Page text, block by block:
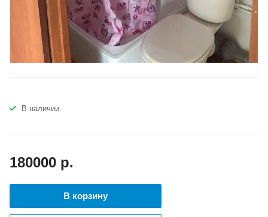
В наличии
180000 р.
В корзину